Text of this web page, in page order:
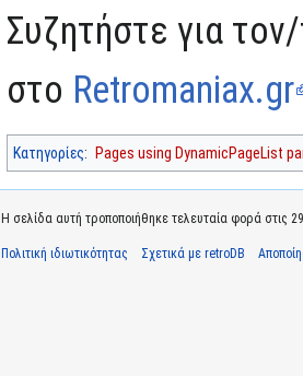
Συζητήστε για
στο Retromaniax.gr
Κατηγορίες: Pages using DynamicPageList
Η σελίδα αυτή τροποποιήθηκε τελευταία φορά στις
Πολιτική ιδιωτικότητας Σχετικά με retroDB